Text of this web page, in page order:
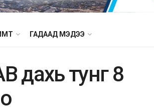
ГАДААД МЭДЭЭ
дахь тунг 8